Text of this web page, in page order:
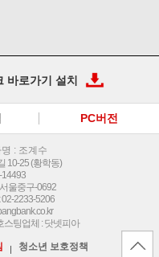
바로가기 설치
PC버전
명 : 조계수
10-25 (황학동)
14493
울중구-0692
02-2233-5206
스팅업체 : 닷넷피아
청소년 보호정책